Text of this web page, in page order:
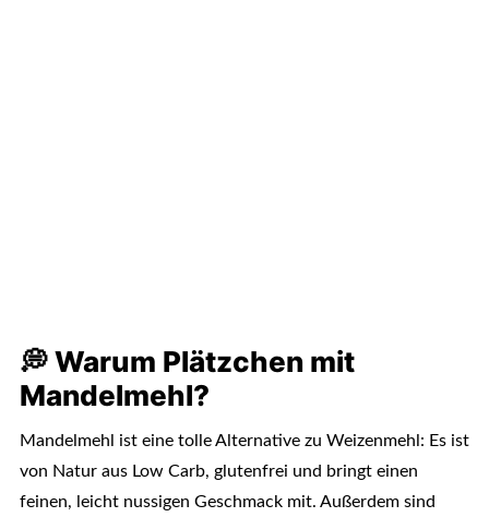
💭 Warum Plätzchen mit
Mandelmehl?
Mandelmehl ist eine tolle Alternative zu Weizenmehl: Es ist
von Natur aus Low Carb, glutenfrei und bringt einen
feinen, leicht nussigen Geschmack mit. Außerdem sind